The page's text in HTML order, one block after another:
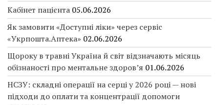
гарантії 2026»12.06.2026
Кабінет пацієнта05.06.2026
Як замовити «Доступні ліки» через сервіс
«Укрпошта.Аптека»02.06.2026
Щороку в травні Україна й світ відзначають місяць
обізнаності про ментальне здоров’я01.06.2026
НСЗУ: складні операції на серці у 2026 році — нові